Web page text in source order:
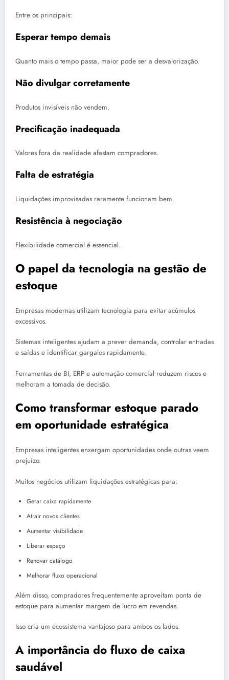
Entre os principais:
Esperar tempo demais
Quanto mais o tempo passa, maior pode ser a desvalorização.
Não divulgar corretamente
Produtos invisíveis não vendem.
Precificação inadequada
Valores fora da realidade afastam compradores.
Falta de estratégia
Liquidações improvisadas raramente funcionam bem.
Resistência à negociação
Flexibilidade comercial é essencial.
O papel da tecnologia na gestão de
estoque
Empresas modernas utilizam tecnologia para evitar acúmulos
excessivos.
Sistemas inteligentes ajudam a prever demanda, controlar entradas
e saídas e identificar gargalos rapidamente.
Ferramentas de BI, ERP e automação comercial reduzem riscos e
melhoram a tomada de decisão.
Como transformar estoque parado
em oportunidade estratégica
Empresas inteligentes enxergam oportunidades onde outras veem
prejuízo.
Muitos negócios utilizam liquidações estratégicas para:
Gerar caixa rapidamente
Atrair novos clientes
Aumentar visibilidade
Liberar espaço
Renovar catálogo
Melhorar fluxo operacional
Além disso, compradores frequentemente aproveitam ponta de
estoque para aumentar margem de lucro em revendas.
Isso cria um ecossistema vantajoso para ambos os lados.
A importância do fluxo de caixa
saudável